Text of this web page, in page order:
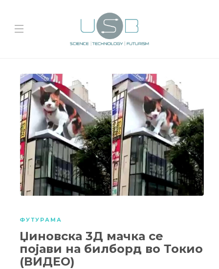
ФУТУРАМА
Џиновска 3Д мачка се
појави на билборд во Токио
(ВИДЕО)